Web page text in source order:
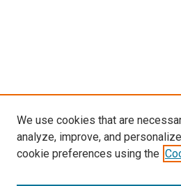
We use cookies that are
analyze, improve, and
cookie preferences using the